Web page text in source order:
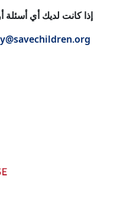
إذا كانت لديك أي